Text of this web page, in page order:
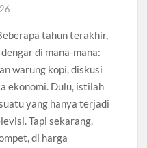
tahun terakhir,
di mana-mana:
warung kopi, diskusi
ekonomi. Dulu, istilah
yang hanya terjadi
Tapi sekarang,
di harga